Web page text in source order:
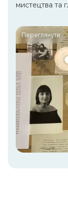
мистецтва та
Переглянути